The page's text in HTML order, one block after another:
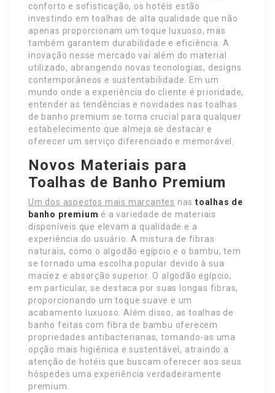
conforto e sofisticação, os hotéis estão
investindo em toalhas de alta qualidade que não
apenas proporcionam um toque luxuoso, mas
também garantem durabilidade e eficiência. A
inovação nesse mercado vai além do material
utilizado, abrangendo novas tecnologias, designs
contemporâneos e sustentabilidade. Em um
mundo onde a experiência do cliente é prioridade,
entender as tendências e novidades nas toalhas
de banho premium se torna crucial para qualquer
estabelecimento que almeja se destacar e
oferecer um serviço diferenciado e memorável.
Novos Materiais para
Toalhas de Banho Premium
Um dos aspectos mais marcantes nastoalhas de
banho premium é a variedade de materiais
disponíveis que elevam a qualidade e a
experiência do usuário. A mistura de fibras
naturais, como o algodão egípcio e o bambu, tem
se tornado uma escolha popular devido à sua
maciez e absorção superior. O algodão egípcio,
em particular, se destaca por suas longas fibras,
proporcionando um toque suave e um
acabamento luxuoso. Além disso, as toalhas de
banho feitas com fibra de bambu oferecem
propriedades antibacterianas, tornando-as uma
opção mais higiênica e sustentável, atraindo a
atenção de hotéis que buscam oferecer aos seus
hóspedes uma experiência verdadeiramente
premium.